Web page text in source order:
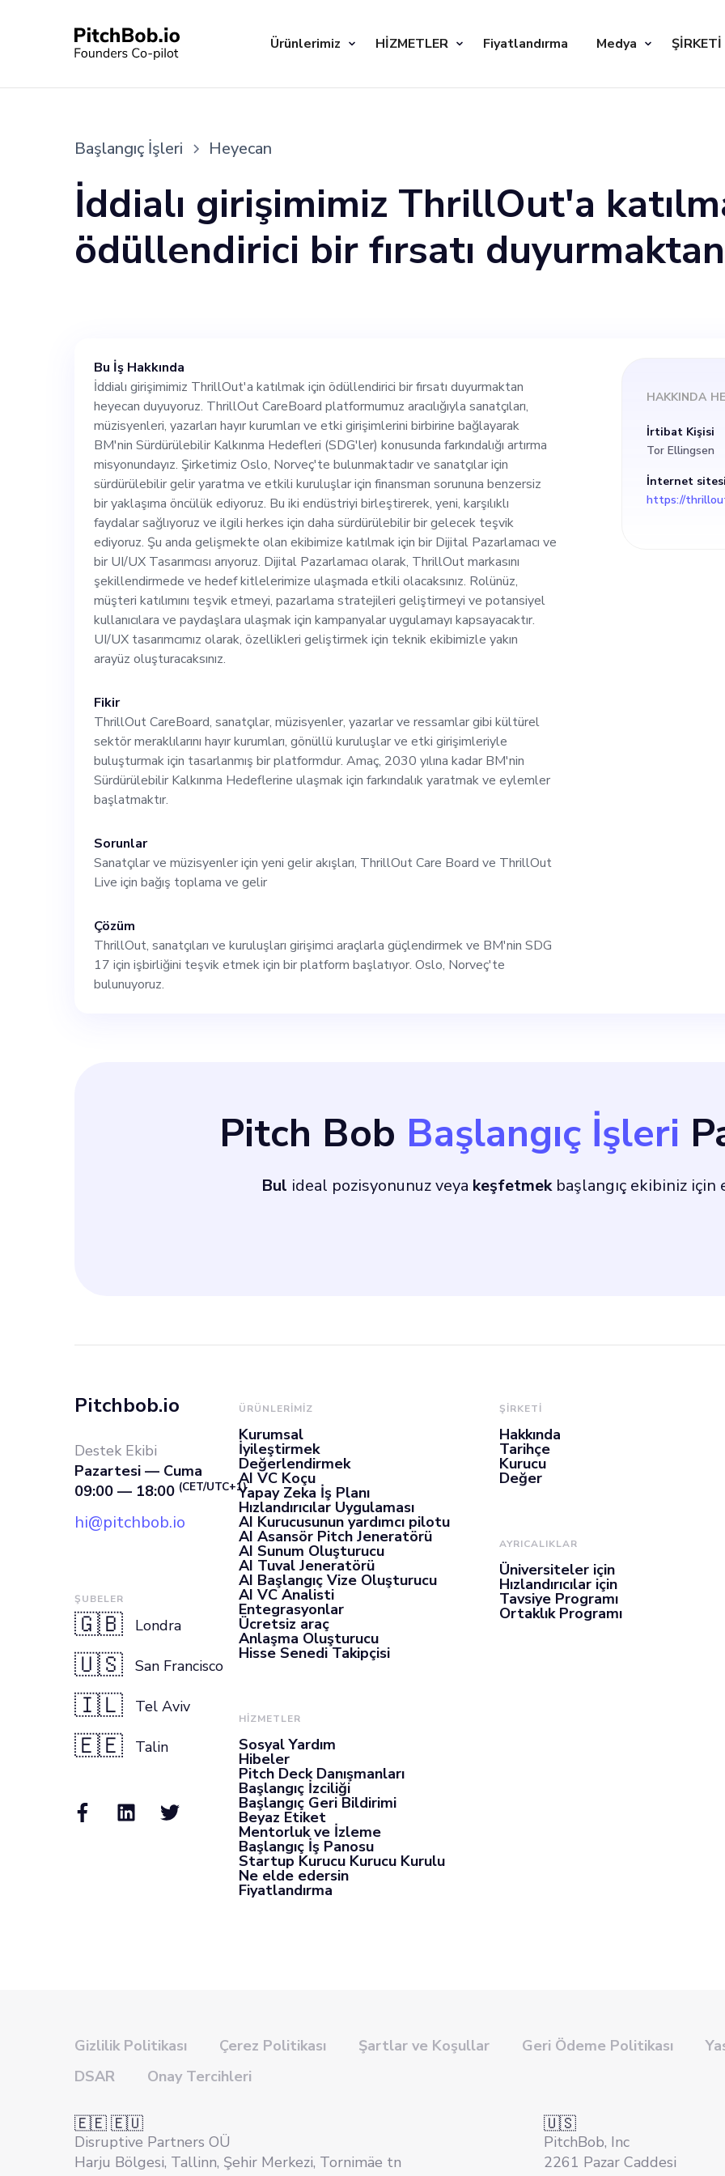
Ürünlerimiz HİZMETLER Fiyatlandırma Medya ŞİRKETİ
Başlangıç İşleri Heyecan
İddialı girişimimiz ThrillOut'a
ödüllendirici bir fırsatı
kurumları ve etki girişimlerini
BM'nin Sürdürülebilir Kalkınma
konusunda farkındalığı artırma
Şirketimiz Oslo, Norveç'te
sanatçılar için sürdürülebilir gelir
kuruluşlar için finansman sorununa
yaklaşıma öncülük ediyoruz. Bu iki
birleştirerek, yeni, karşılıklı faydalar
ilgili herkes için daha sürdürülebilir
teşvik ediyoruz. Şu anda gelişmekte olan ekibimize
katılmak için bir Dijital Pazarlamacı
Tasarımcısı arıyoruz. Dijital Pazarlamacı olarak,
ThrillOut markasını şekillendirmede
kitlelerimize ulaşmada etkili
ve paydaşlara ulaşmak için
uygulamayı kapsayacaktır. UI/UX
Bu İş Hakkında
İddialı girişimimiz ThrillOut'a katılmak için ödüllendirici bir fırsatı duyurmaktan
heyecan duyuyoruz. ThrillOut CareBoard platformumuz aracılığıyla sanatçıları,
müzisyenleri, yazarları hayır kurumları ve etki girişimlerini birbirine bağlayarak
BM'nin Sürdürülebilir Kalkınma Hedefleri (SDG'ler) konusunda farkındalığı artırma
misyonundayız. Şirketimiz Oslo, Norveç'te bulunmaktadır ve sanatçılar için
sürdürülebilir gelir yaratma ve etkili kuruluşlar için finansman sorununa benzersiz
bir yaklaşıma öncülük ediyoruz. Bu iki endüstriyi birleştirerek, yeni, karşılıklı
faydalar sağlıyoruz ve ilgili herkes için daha sürdürülebilir bir gelecek teşvik
ediyoruz. Şu anda gelişmekte olan ekibimize katılmak için bir Dijital Pazarlamacı ve
bir UI/UX Tasarımcısı arıyoruz. Dijital Pazarlamacı olarak, ThrillOut markasını
şekillendirmede ve hedef kitlelerimize ulaşmada etkili olacaksınız. Rolünüz,
müşteri katılımını teşvik etmeyi, pazarlama stratejileri geliştirmeyi ve potansiyel
kullanıcılara ve paydaşlara ulaşmak için kampanyalar uygulamayı kapsayacaktır.
UI/UX tasarımcımız olarak, özellikleri geliştirmek için teknik ekibimizle yakın
arayüz oluşturacaksınız.
Fikir
ThrillOut CareBoard, sanatçılar, müzisyenler, yazarlar ve ressamlar gibi kültürel
sektör meraklılarını hayır kurumları, gönüllü kuruluşlar ve etki girişimleriyle
buluşturmak için tasarlanmış bir platformdur. Amaç, 2030 yılına kadar BM'nin
Sürdürülebilir Kalkınma Hedeflerine ulaşmak için farkındalık yaratmak ve eylemler
başlatmaktır.
Sorunlar
Sanatçılar ve müzisyenler için yeni gelir akışları, ThrillOut Care Board ve ThrillOut
Live için bağış toplama ve gelir
Çözüm
ThrillOut, sanatçıları ve kuruluşları girişimci araçlarla güçlendirmek ve BM'nin SDG
17 için işbirliğini teşvik etmek için bir platform başlatıyor. Oslo, Norveç'te
bulunuyoruz.
HAKKINDA
İrtibat Kişisi
Tor Ellingsen
İnternet sitesi
https://
Pitch Bob Başlangıç İşleri
Bul ideal pozisyonunuz veya keşfetmekbaşlangıç ekibiniz için
Pitchbob.io
Destek Ekibi
Pazartesi — Cuma
09:00 — 18:00 (CET/UTC+1)
hi@pitchbob.io
ŞUBELER
🇬🇧 Londra
🇺🇸 San Francisco
🇮🇱 Tel Aviv
🇪🇪 Talin
ÜRÜNLERIMIZ
Kurumsal
İyileştirmek
Değerlendirmek
AI VC Koçu
Yapay Zeka İş Planı
Hızlandırıcılar Uygulaması
AI Kurucusunun yardımcı pilotu
AI Asansör Pitch Jeneratörü
AI Sunum Oluşturucu
AI Tuval Jeneratörü
AI Başlangıç Vize Oluşturucu
AI VC Analisti
Entegrasyonlar
Ücretsiz araç
Anlaşma Oluşturucu
Hisse Senedi Takipçisi
HİZMETLER
Sosyal Yardım
Hibeler
Pitch Deck Danışmanları
Başlangıç İzciliği
Başlangıç Geri Bildirimi
Beyaz Etiket
Mentorluk ve İzleme
Başlangıç İş Panosu
Startup Kurucu Kurucu Kurulu
Ne elde edersin
Fiyatlandırma
ŞİRKETİ
Hakkında
Tarihçe
Kurucu
Değer
AYRICALIKLAR
Üniversiteler için
Hızlandırıcılar için
Tavsiye Programı
Ortaklık Programı
Gizlilik Politikası Çerez Politikası Şartlar ve Koşullar Geri Ödeme Politikası
DSAR
Onay Tercihleri
🇪🇪 🇪🇺
Disruptive Partners OÜ
Harju Bölgesi, Tallinn, Şehir Merkezi, Tornimäe tn
🇺🇸
PitchBob, Inc
2261 Pazar Caddesi